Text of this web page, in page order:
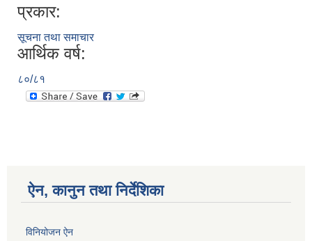
प्रकार:
सूचना तथा समाचार
आर्थिक वर्ष:
८०/८१
ऐन, कानुन तथा निर्देशिका
विनियोजन ऐन